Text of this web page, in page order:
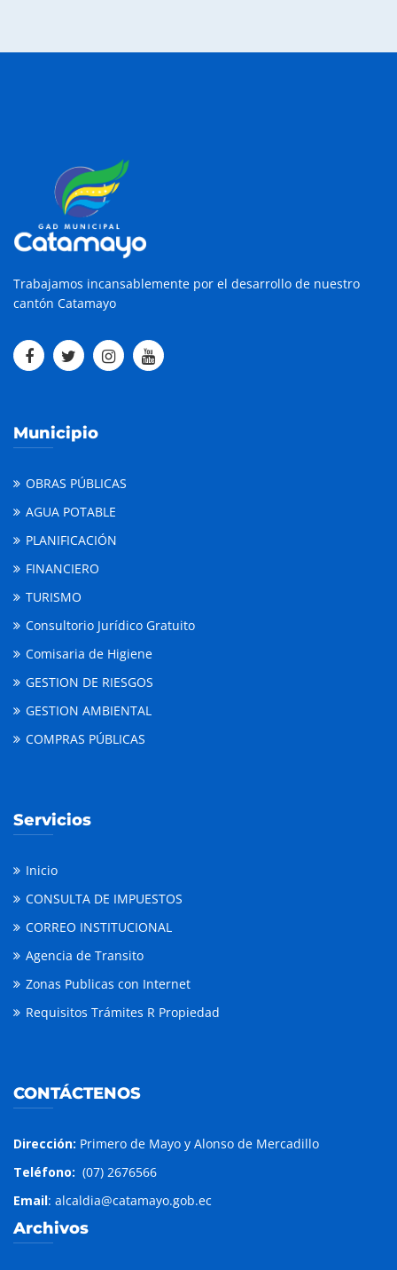
Trabajamos incansablemente por el desarrollo de nuestro
cantón Catamayo
Municipio
OBRAS PÚBLICAS
AGUA POTABLE
PLANIFICACIÓN
FINANCIERO
TURISMO
Consultorio Jurídico Gratuito
Comisaria de Higiene
GESTION DE RIESGOS
GESTION AMBIENTAL
COMPRAS PÚBLICAS
Servicios
Inicio
CONSULTA DE IMPUESTOS
CORREO INSTITUCIONAL
Agencia de Transito
Zonas Publicas con Internet
Requisitos Trámites R Propiedad
CONTÁCTENOS
Dirección: Primero de Mayo y Alonso de Mercadillo
Teléfono: (07) 2676566
Email: alcaldia@catamayo.gob.ec
Archivos